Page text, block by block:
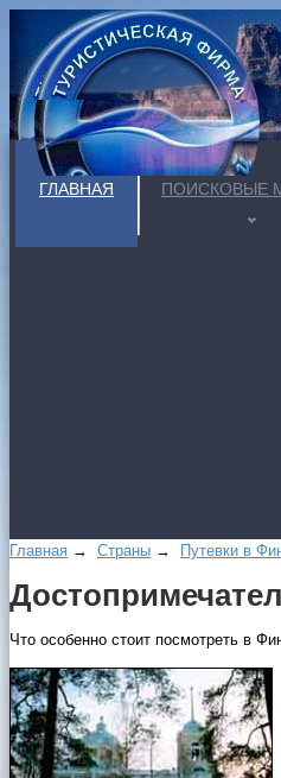
ГЛАВНАЯ ПОИСКОВЫЕ
Главная → Страны → Путевки в
Что особенно стоит посмотреть в